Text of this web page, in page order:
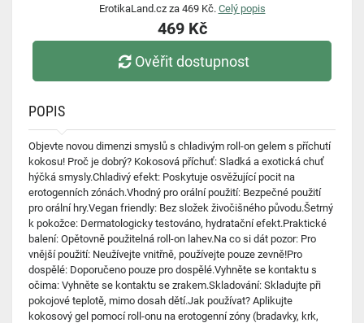
ErotikaLand.cz za 469 Kč. Celý popis
469 Kč
Ověřit dostupnost
POPIS
Objevte novou dimenzi smyslů s chladivým roll-on gelem s příchutí
kokosu! Proč je dobrý? Kokosová příchuť: Sladká a exotická chuť
hýčká smysly.Chladivý efekt: Poskytuje osvěžující pocit na
erotogenních zónách.Vhodný pro orální použití: Bezpečné použití
pro orální hry.Vegan friendly: Bez složek živočišného původu.Šetrný
k pokožce: Dermatologicky testováno, hydratační efekt.Praktické
balení: Opětovně použitelná roll-on lahev.Na co si dát pozor: Pro
vnější použití: Neužívejte vnitřně, používejte pouze zevně!Pro
dospělé: Doporučeno pouze pro dospělé.Vyhněte se kontaktu s
očima: Vyhněte se kontaktu se zrakem.Skladování: Skladujte při
pokojové teplotě, mimo dosah dětí.Jak používat? Aplikujte
kokosový gel pomocí roll-onu na erotogenní zóny (bradavky, krk,